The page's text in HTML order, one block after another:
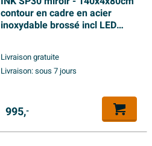
contour en cadre en acier
inoxydable brossé incl LED
dimmable et interrupteur - inox
brossé
Livraison gratuite
Livraison:sous 7 jours
995,-